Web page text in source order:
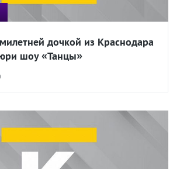
дочкой из Краснодара
шоу «Танцы»